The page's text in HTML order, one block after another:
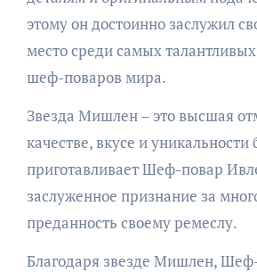
этому он достоинно заслужил
место среди самых
шеф-поваров мира.
Звезда Мишлен – это высшая
качестве, вкусе и
приготавливает Шеф-повар
заслуженное признание за
преданность своему ремеслу.
Благодаря звезде Мишлен,